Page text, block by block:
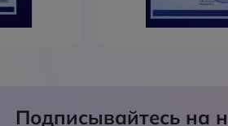
Подписывайтесь на